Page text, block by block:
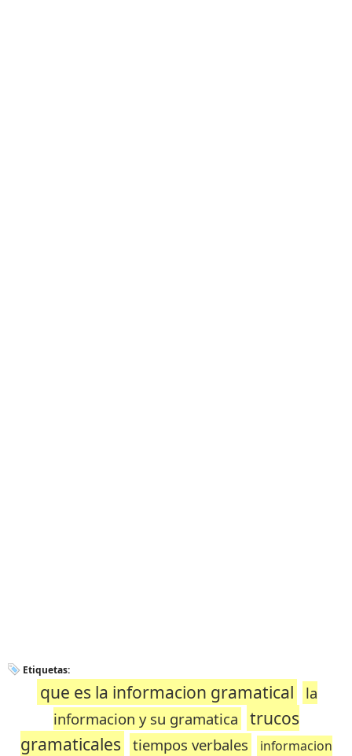
Etiquetas:
que es la informacion gramatical
la
informacion y su gramatica
trucos
gramaticales
tiempos verbales
informacion